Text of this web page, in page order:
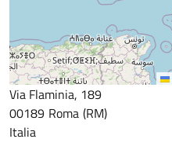
Via Flaminia, 189
00189 Roma RM
Italia